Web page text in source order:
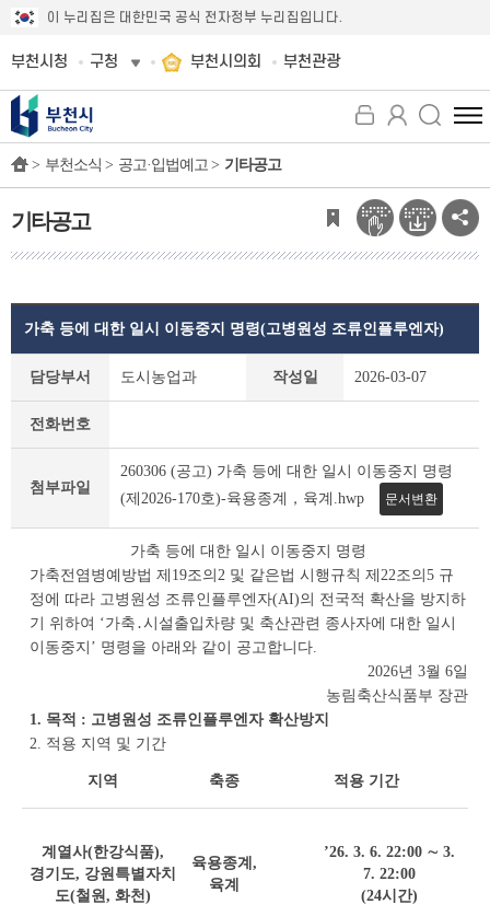
이 누리집은 대한민국 공식 전자정부 누리집입니다.
부천시청 구청 부천시의회 부천관광
전
체
뉴
보
기
> 부천소식 > 공고·입법예고 > 기타공고
기타공고
상
가축 등에 대한 일시 이동중지 명령(고병원성 조류인플루엔자)
담당부서 도시농업과 작성일 2026-03-07
전화번호
첨부파일
260306 (공고) 가축 등에 대한 일시 이동중지 명령
(제2026-170호)-육용종계，육계.hwp
문서변환
가축 등에 대한 일시 이동중지 명령
가축전염병예방법 제19조의2 및 같은법 시행규칙 제22조의5 규
정에 따라 고병원성 조류인플루엔자(AI)의 전국적 확산을 방지하
기 위하여 ‘가축․시설출입차량 및 축산관련 종사자에 대한 일시
이동중지’ 명령을 아래와 같이 공고합니다.
2026년 3월 6일
농림축산식품부 장관
1. 목적 : 고병원성 조류인플루엔자 확산방지
2. 적용 지역 및 기간
지역 축종 적용 기간
계열사(한강식품),
경기도, 강원특별자치
도(철원, 화천)
육용종계,
육계
’26. 3. 6. 22:00 ∼ 3.
7. 22:00
(24시간)